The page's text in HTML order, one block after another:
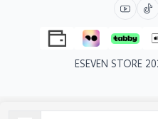
ESEVEN STORE